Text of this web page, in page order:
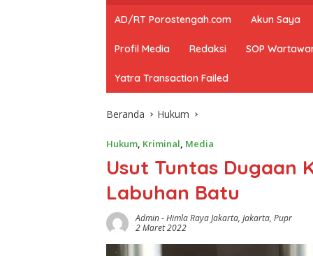
AD/RT Porostengah.com Akun Saya
Profil Media Redaksi SOP
Yatra Transaction Failed
Beranda Hukum
Hukum, Kriminal, Media
Usut Tuntas Dugaan
Labuhan Batu
Admin-Himla Raya Jakarta, Jakarta, Pupr
2 Maret 2022